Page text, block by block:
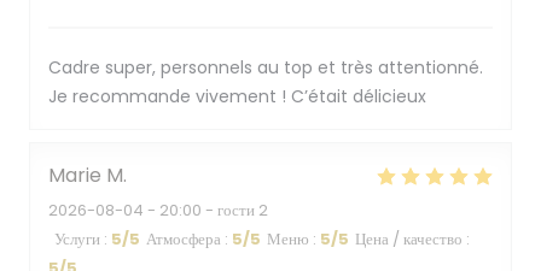
Cadre super, personnels au top et très attentionné.
Je recommande vivement ! C’était délicieux
Marie M
2026-08-04 - 20:00 - гости 2
Услуги : 5/5 Атмосфера : 5/5 Меню : 5/5 Цена / качество :